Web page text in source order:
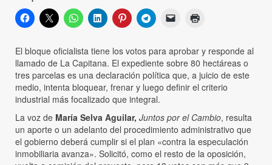
El bloque oficialista tiene los votos para aprobar y responde al
llamado de La Capitana. El expediente sobre 80 hectáreas o
tres parcelas es una declaración política que, a juicio de este
medio, intenta bloquear, frenar y luego definir el criterio
industrial más focalizado que integral.
La voz de María Selva Aguilar, Juntos por el Cambio, resulta
un aporte o un adelanto del procedimiento administrativo que
el gobierno deberá cumplir si el plan «contra la especulación
inmobiliaria avanza». Solicitó, como el resto de la oposición,